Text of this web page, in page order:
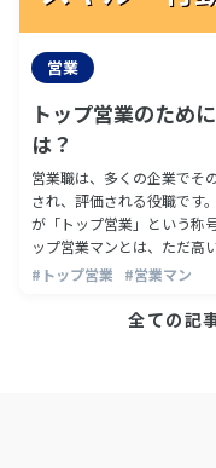
営業
トップ営業のため
は？
営業職は、多くの企業でそ
され、評価される役職です
が「トップ営業」という称
ップ営業マンとは、ただ高
#トップ営業
#営業マン
全ての記